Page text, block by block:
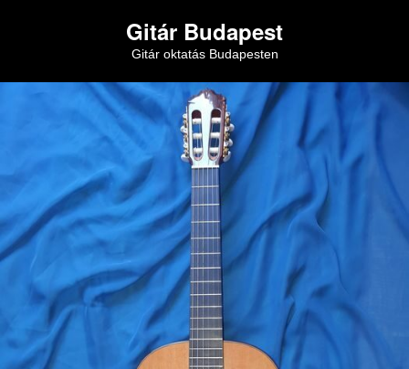
Gitár Budapest
Gitár oktatás Budapesten